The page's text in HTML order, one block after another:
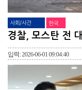
사회/사건 한국
경찰, 모스탄 전
입력: 2026-06-01 09:04:40